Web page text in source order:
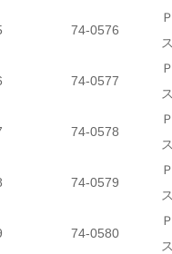
74-0576
74-0577
74-0578
74-0579
74-0580